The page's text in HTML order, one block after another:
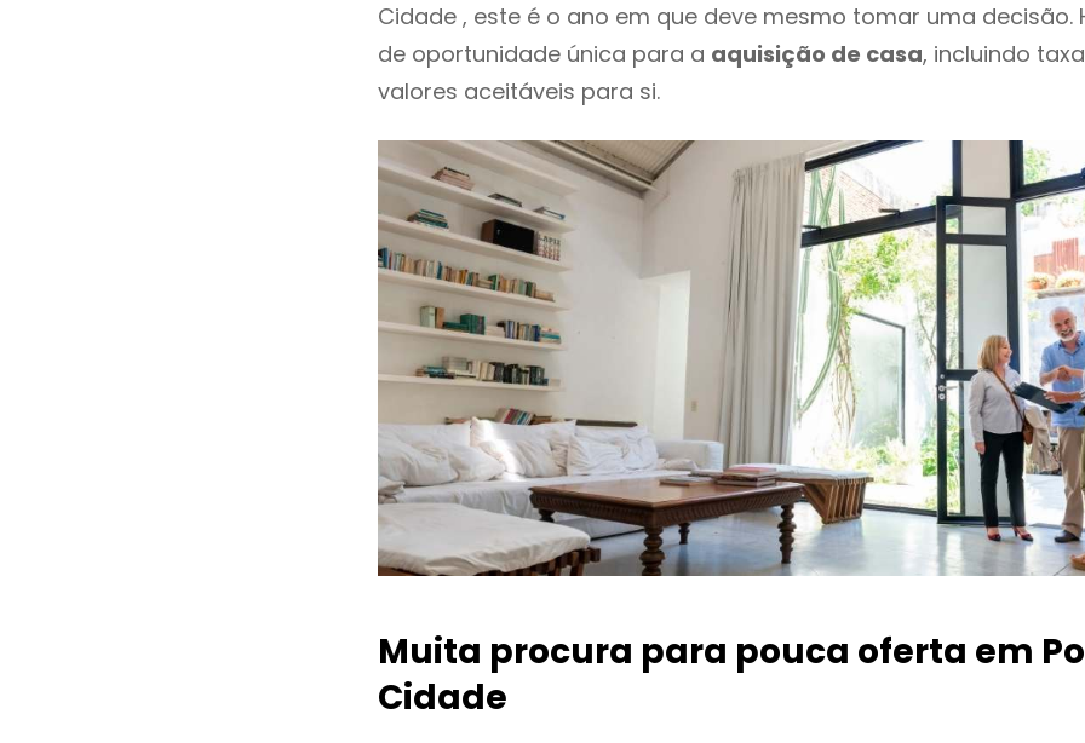
Cidade , este é o ano em que deve mesmo tomar uma decisão.
de oportunidade única para a aquisição de casa, incluindo
valores aceitáveis para si.
Muita procura para pouca oferta em
Cidade